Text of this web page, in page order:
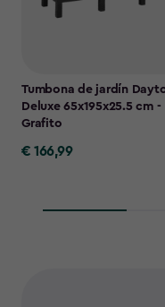
Tumbona de jardín
Deluxe 65x195x25.5 cm -
Grafito
€
€ 166,99